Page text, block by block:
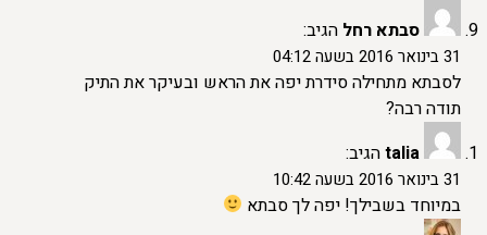
סבתא רחל הגיב:
31 בינואר 2016 בשעה 04:12
לסבתא מתחילה סידרת יפה את הראש ובעיקר את התיק
תודה רבה?
taliaהגיב:
31 בינואר 2016 בשעה 10:42
במיוחד בשבילך! יפה לך סבתא